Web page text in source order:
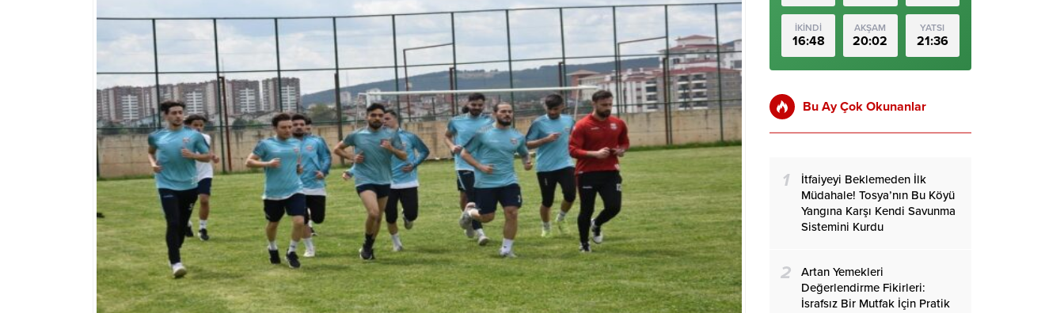
İKİNDİ
16:48
AKŞAM
20:02
YATSI
21:36
Bu Ay Çok Okunanlar
1
İtfaiyeyi Beklemeden İlk
Müdahale! Tosya’nın Bu Köyü
Yangına Karşı Kendi Savunma
Sistemini Kurdu
2
Artan Yemekleri
Değerlendirme Fikirleri:
İsrafsız Bir Mutfak İçin Pratik